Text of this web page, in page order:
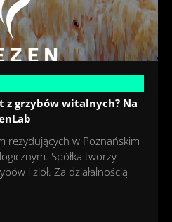
z grzybów witalnych? Na
rezydujących w Poznańskim
Spółka tworzy
i ziół. Za działalnością